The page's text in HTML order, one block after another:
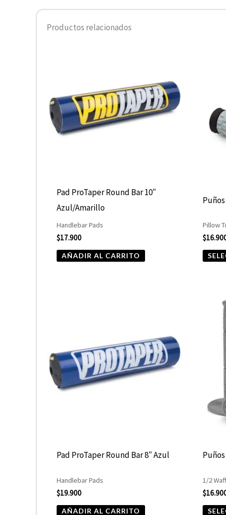
Productos relacionados
Pad ProTaper Round Bar 10″
Azul/Amarillo
Handlebar Pads
$17.900
AÑADIR AL CARRITO
Pillow
$
Pad ProTaper Round Bar 8″ Azul
Handlebar Pads
$19.900
AÑADIR AL CARRITO
1/2
$